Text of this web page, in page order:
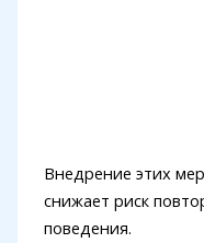
Внедрение этих
снижает риск
поведения.